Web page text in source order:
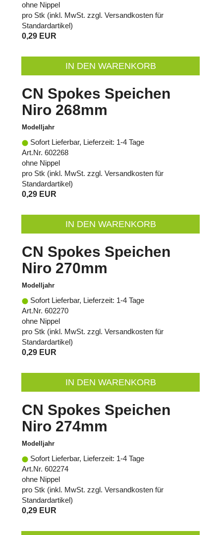
ohne Nippel
pro Stk (inkl. MwSt. zzgl. Versandkosten für
Standardartikel)
0,29 EUR
IN DEN WARENKORB
CN Spokes Speichen
Niro 268mm
Modelljahr
Sofort Lieferbar, Lieferzeit: 1-4 Tage
Art.Nr. 602268
ohne Nippel
pro Stk (inkl. MwSt. zzgl. Versandkosten für
Standardartikel)
0,29 EUR
IN DEN WARENKORB
CN Spokes Speichen
Niro 270mm
Modelljahr
Sofort Lieferbar, Lieferzeit: 1-4 Tage
Art.Nr. 602270
ohne Nippel
pro Stk (inkl. MwSt. zzgl. Versandkosten für
Standardartikel)
0,29 EUR
IN DEN WARENKORB
CN Spokes Speichen
Niro 274mm
Modelljahr
Sofort Lieferbar, Lieferzeit: 1-4 Tage
Art.Nr. 602274
ohne Nippel
pro Stk (inkl. MwSt. zzgl. Versandkosten für
Standardartikel)
0,29 EUR